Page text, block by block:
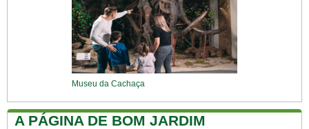
Museu da Cachaça
A PÁGINA DE BOM JARDIM